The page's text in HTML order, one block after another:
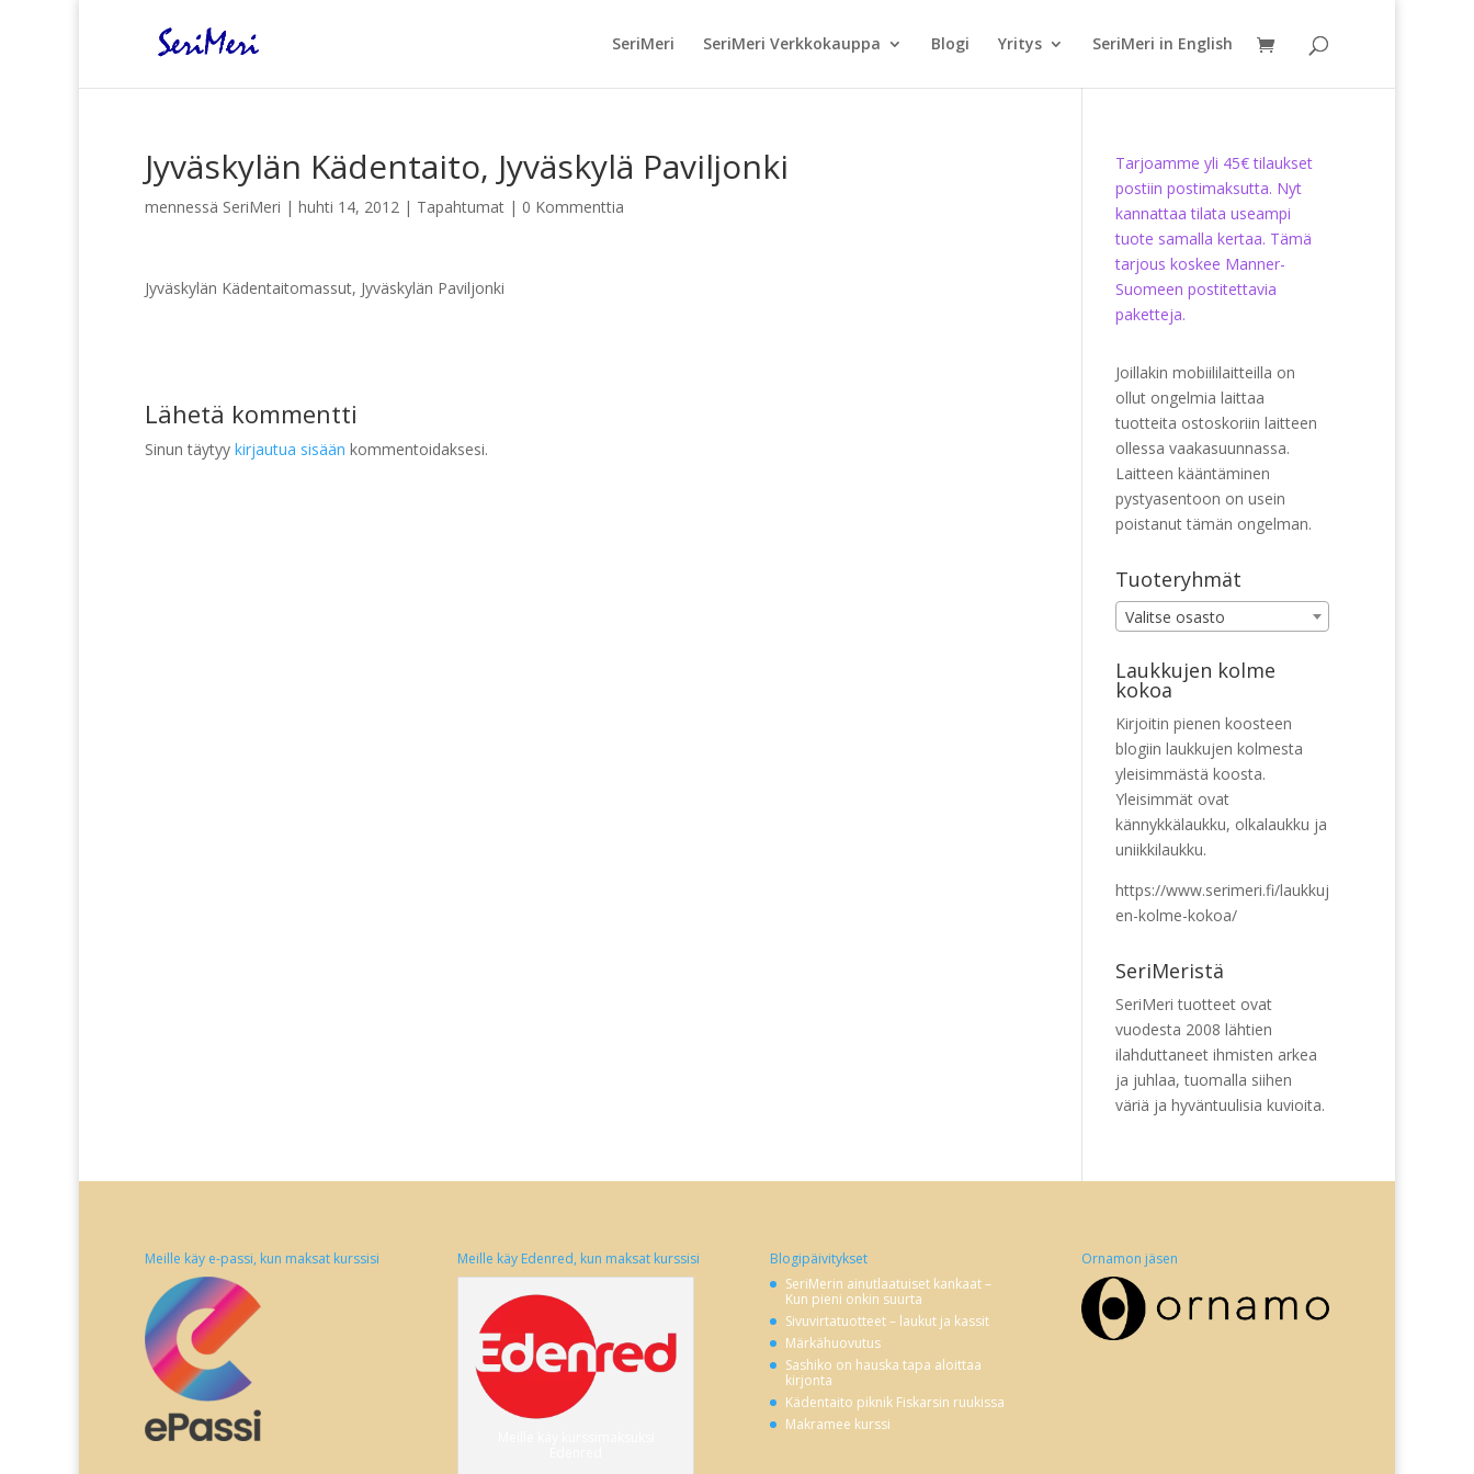
SeriMeri SeriMeri Verkkokauppa Blogi Yritys SeriMeri in English
Jyväskylän Kädentaito, Jyväskylä Paviljonki
mennessä SeriMeri | huhti 14, 2012 | Tapahtumat | 0 Kommenttia
Jyväskylän Kädentaitomassut, Jyväskylän Paviljonki
Lähetä kommentti
Sinun täytyy kirjautua sisään kommentoidaksesi.
Tarjoamme yli 45€ tilaukset
postiin postimaksutta. Nyt
kannattaa tilata useampi
tuote samalla kertaa. Tämä
tarjous koskee Manner-
Suomeen postitettavia
paketteja.
Joillakin mobiililaitteilla on
ollut ongelmia laittaa
tuotteita ostoskoriin laitteen
ollessa vaakasuunnassa.
Laitteen kääntäminen
pystyasentoon on usein
poistanut tämän ongelman.
Tuoteryhmät
Valitse osasto
Laukkujen kolme
kokoa
Kirjoitin pienen koosteen
blogiin laukkujen kolmesta
yleisimmästä koosta.
Yleisimmät ovat
kännykkälaukku, olkalaukku ja
uniikkilaukku.
https://www.serimeri.fi/laukkuj
en-kolme-kokoa/
SeriMeristä
SeriMeri tuotteet ovat
vuodesta 2008 lähtien
ilahduttaneet ihmisten arkea
ja juhlaa, tuomalla siihen
väriä ja hyväntuulisia kuvioita.
Meille käy e-passi, kun maksat kurssisi Meille käy Edenred, kun maksat kurssisi
Blogipäivitykset
SeriMerin ainutlaatuiset kankaat –
Kun pieni onkin suurta
Sivuvirtatuotteet – laukut ja kassit
Märkähuovutus
Sashiko on hauska tapa aloittaa
kirjonta
Kädentaito piknik Fiskarsin ruukissa
Makramee kurssi
Ornamon jäsen